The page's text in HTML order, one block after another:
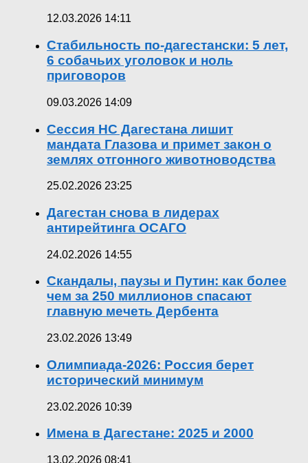
12.03.2026 14:11
Стабильность по-дагестански: 5 лет,
6 собачьих уголовок и ноль
приговоров
09.03.2026 14:09
Сессия НС Дагестана лишит
мандата Глазова и примет закон о
землях отгонного животноводства
25.02.2026 23:25
Дагестан снова в лидерах
антирейтинга ОСАГО
24.02.2026 14:55
Скандалы, паузы и Путин: как более
чем за 250 миллионов спасают
главную мечеть Дербента
23.02.2026 13:49
Олимпиада-2026: Россия берет
исторический минимум
23.02.2026 10:39
Имена в Дагестане: 2025 и 2000
13.02.2026 08:41